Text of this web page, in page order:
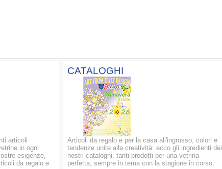
articoli
in ogni
esigenze,
da regalo e
CATALOGHI
Articoli da regalo e per la casa all'ingrosso, colori e
tendenze unite alla creatività: ecco gli ingredienti dei
nostri cataloghi. tanti prodotti per una vetrina
perfetta, sempre in tema con la stagione in corso.